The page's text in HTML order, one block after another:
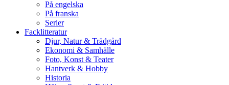
På engelska
På franska
Serier
Facklitteratur
Djur, Natur & Trädgård
Ekonomi & Samhälle
Foto, Konst & Teater
Hantverk & Hobby
Historia